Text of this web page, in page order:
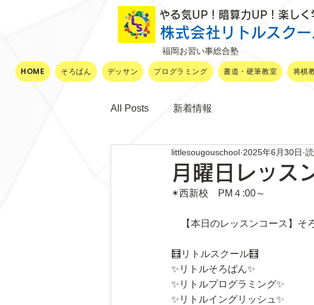
やる気UP！暗算力UP！楽しく
株式会社リトルスク
福岡お習い事総合塾
HOME そろばん デッサン プログラミング 書道・硬筆教室 将棋
All Posts 新着情報
月曜日レッス
littlesougouschool 2025年6月30日
✴西新校　PM４:00～
【本日のレッスンコース】そ
🧮リトルスクール🧮
✨リトルそろばん✨
✨リトルプログラミング✨
✨リトルイングリッシュ✨